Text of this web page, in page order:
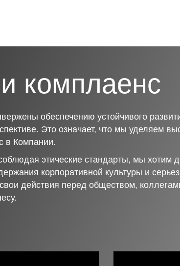
комплаенс
обеспечению устойчивого
Это означает, что мы уделяем
в Компании.
этические стандарты, мы хотим
корпоративной культуры и
свои действия перед обществом,